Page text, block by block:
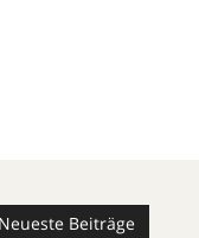
Beiträge